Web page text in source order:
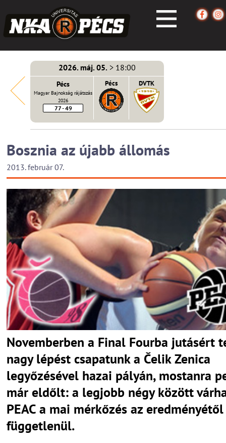
2026. máj. 05. > 18:00
Pécs
Magyar Bajnokság rájátszás
2026
77 - 49
Pécs DVTK
Bosznia az újabb állomás
2013. február 07.
Novemberben a Final Fourba jutásért
nagy lépést csapatunk a Čelik Zenica
legyőzésével hazai pályán, mostanra
már eldőlt: a legjobb négy között
PEAC a mai mérkőzés az eredményétől
függetlenül.